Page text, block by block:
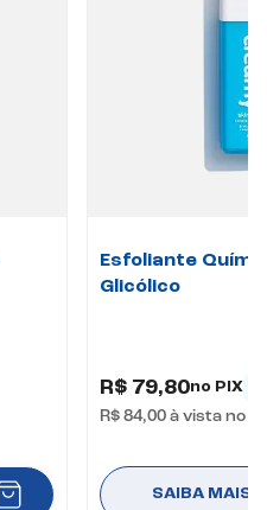
Esfoliante
Glicólico
R$ 79,80no PIX
R$ 84,00à vista no
SAIBA MAIS